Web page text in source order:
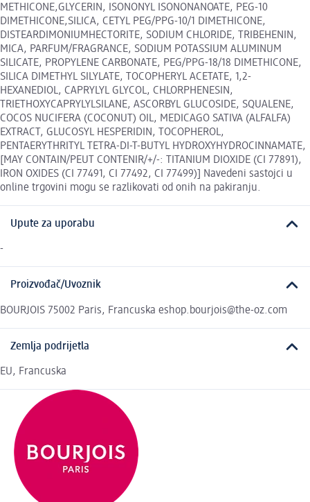
METHICONE,GLYCERIN, ISONONYL ISONONANOATE, PEG-10
DIMETHICONE,SILICA, CETYL PEG/PPG-10/1 DIMETHICONE,
DISTEARDIMONIUMHECTORITE, SODIUM CHLORIDE, TRIBEHENIN,
MICA, PARFUM/FRAGRANCE, SODIUM POTASSIUM ALUMINUM
SILICATE, PROPYLENE CARBONATE, PEG/PPG-18/18 DIMETHICONE,
SILICA DIMETHYL SILYLATE, TOCOPHERYL ACETATE, 1,2-
HEXANEDIOL, CAPRYLYL GLYCOL, CHLORPHENESIN,
TRIETHOXYCAPRYLYLSILANE, ASCORBYL GLUCOSIDE, SQUALENE,
COCOS NUCIFERA (COCONUT) OIL, MEDICAGO SATIVA (ALFALFA)
EXTRACT, GLUCOSYL HESPERIDIN, TOCOPHEROL,
PENTAERYTHRITYL TETRA-DI-T-BUTYL HYDROXYHYDROCINNAMATE,
[MAY CONTAIN/PEUT CONTENIR/+/-: TITANIUM DIOXIDE (CI 77891),
IRON OXIDES (CI 77491, CI 77492, CI 77499)] Navedeni sastojci u
online trgovini mogu se razlikovati od onih na pakiranju.
Upute za uporabu
-
Proizvođač/Uvoznik
BOURJOIS 75002 Paris, Francuska eshop.bourjois@the-oz.com
Zemlja podrijetla
EU, Francuska